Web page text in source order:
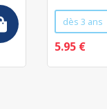
dès 3 ans
5.95 €